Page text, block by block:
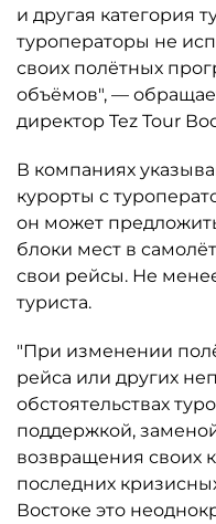
и другая категория
туроператоры не
своих полётных
объёмов", —
директор Tez Tour
В компаниях
курорты с
он может
блоки мест в
свои рейсы. Не
туриста.
"При изменении
рейса или других
обстоятельствах
поддержкой,
возвращения своих
последних
Востоке это